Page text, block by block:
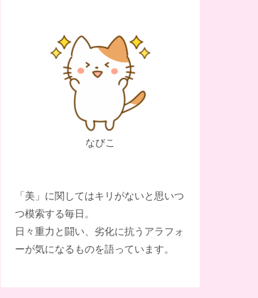
なびこ
「美」に関してはキリがないと思いつ
つ模索する毎日。
日々重力と闘い、劣化に抗うアラフォ
ーが気になるものを語っています。